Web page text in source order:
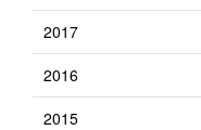
2017
2016
2015